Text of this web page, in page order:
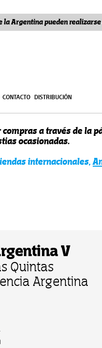
la Argentina pueden
CONTACTO DISTRIBUCIÓN
a través de la
ocasionadas.
internacionales,
V
Quintas
Argentina